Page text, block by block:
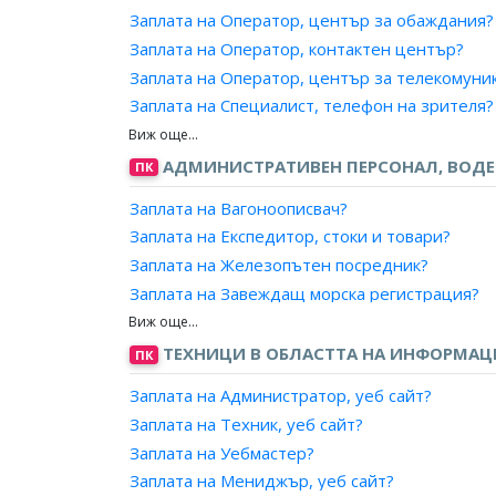
Заплата на Ръководител, банков салон/
Заплата на Ръководител, банково
Заплата на Координатор, ИТ проекти?
Заплата на Оператор, център за обаждания?
Заплата на Оператор, контактен център?
Заплата на Оператор, център за
Заплата на Специалист, телефон на зрителя?
Заплата на Информатор, пътническо
ПК АДМИНИСТРАТИВЕН ПЕРСОНАЛ,
Заплата на Вагоноописвач?
Заплата на Експедитор, стоки и товари?
Заплата на Железопътен посредник?
Заплата на Завеждащ морска регистрация?
Заплата на Измерител, горивни и строителни
Заплата на Кантарджия?
Заплата на Контрольор, запаси?
Заплата на Магазинер?
Заплата на Оператор, определяне на
Заплата на Организатор, експедиция/
ПК ТЕХНИЦИ В ОБЛАСТТА НА
Заплата на Администратор, уеб сайт?
Заплата на Техник, уеб сайт?
Заплата на Уебмастер?
Заплата на Мениджър, уеб сайт?